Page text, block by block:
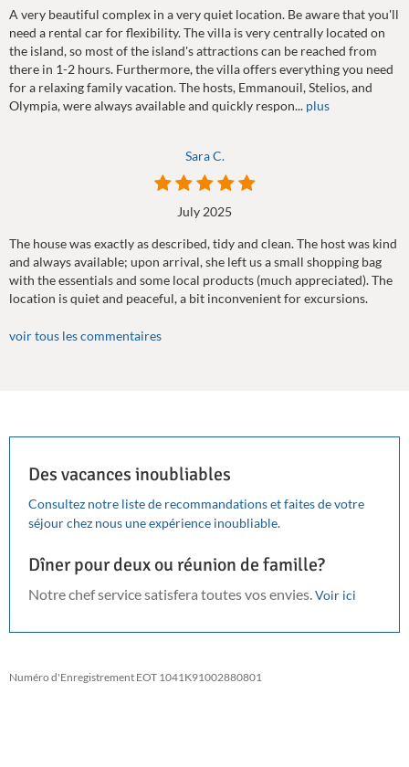
A very beautiful complex in a very quiet location. Be aware that you'll
need a rental car for flexibility. The villa is very centrally located on
the island, so most of the island's attractions can be reached from
there in 1-2 hours. Furthermore, the villa offers everything you need
for a relaxing family vacation. The hosts, Emmanouil, Stelios, and
Olympia, were always available and quickly respon... plus
Sara C.
July 2025
The house was exactly as described, tidy and clean. The host was kind
and always available; upon arrival, she left us a small shopping bag
with the essentials and some local products (much appreciated). The
location is quiet and peaceful, a bit inconvenient for excursions.
voir tous les commentaires
Des vacances inoubliables
Consultez notre liste de recommandations et faites de votre
séjour chez nous une expérience inoubliable.
Dîner pour deux ou réunion de famille?
Notre chef service satisfera toutes vos envies.Voir ici
Numéro d'Enregistrement EOT 1041K91002880801